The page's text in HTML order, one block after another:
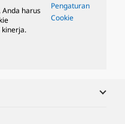
harus
kinerja.
Pengaturan
Cookie